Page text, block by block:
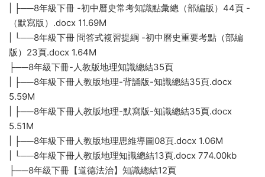
| ├──8年級下冊 -初中曆史常考知識點彙總（部編版）44頁 -
（默寫版）.docx 11.69M
| └──8年級下冊 問答式複習提綱 -初中曆史重要考點（部編
版）23頁.docx 1.64M
├──8年級下冊-人教版地理知識總結35頁
| ├──8年級下冊人教版地理-背誦版-知識總結35頁.docx
5.59M
| ├──8年級下冊人教版地理-默寫版-知識總結35頁.docx
5.51M
| ├──8年級下冊人教版地理思維導圖08頁.docx 1.06M
| └──8年級下冊人教版地理知識總結13頁.docx 774.00kb
├──8年級下冊【道德法治】知識總結12頁